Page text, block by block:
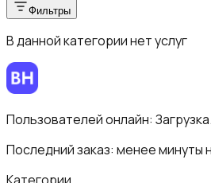
Фильтры
В данной категории нет услуг
Пользователей онлайн:
Последний заказ: менее минуты